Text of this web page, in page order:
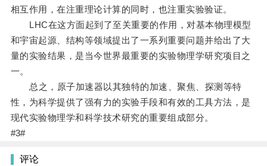
相互作用，在注重理论计算的同时，也注重实验验证。
LHC在这方面起到了至关重要的作用，对基本物理模型
和宇宙起源、结构等领域提出了一系列重要问题并给出了大
量的实验结果，是当今世界最重要的实验物理学研究项目之
一。
总之，原子加速器以其独特的加速、聚焦、探测等特
性，为科学提供了强有力的实验手段和有效的工具方法，是
现代实验物理学和科学技术研究的重要组成部分。
#3#
评论